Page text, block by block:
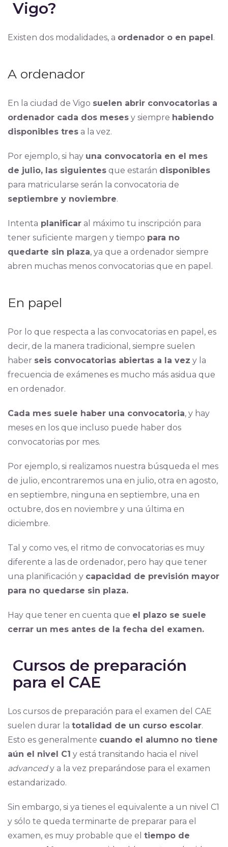
Vigo?
Existen dos modalidades, a ordenador o en papel.
A ordenador
En la ciudad de Vigo suelen abrir convocatorias a
ordenador cada dos mesesy siempre habiendo
disponibles tresa la vez.
Por ejemplo, si hay una convocatoria en el mes
de julio, las siguientesque estarán disponibles
para matricularse serán la convocatoria de
septiembre y noviembre.
Intenta planificaral máximo tu inscripción para
tener suficiente margen y tiempo para no
quedarte sin plaza, ya que a ordenador siempre
abren muchas menos convocatorias que en papel.
En papel
Por lo que respecta a las convocatorias en papel, es
decir, de la manera tradicional, siempre suelen
haber seis convocatorias abiertas a la vez y la
frecuencia de exámenes es mucho más asidua que
en ordenador.
Cada mes suele haber una convocatoria, y hay
meses en los que incluso puede haber dos
convocatorias por mes.
Por ejemplo, si realizamos nuestra búsqueda el mes
de julio, encontraremos una en julio, otra en agosto,
en septiembre, ninguna en septiembre, una en
octubre, dos en noviembre y una última en
diciembre.
Tal y como ves, el ritmo de convocatorias es muy
diferente a las de ordenador, pero hay que tener
una planificación y capacidad de previsión mayor
para no quedarse sin plaza.
Hay que tener en cuenta que el plazo se suele
cerrar un mes antes de la fecha del examen.
Cursos de preparación
para el CAE
Los cursos de preparación para el examen del CAE
suelen durar la totalidad de un curso escolar.
Esto es generalmente cuando el alumno no tiene
aún el nivel C1 y está transitando hacia el nivel
advancedy a la vez preparándose para el examen
estandarizado.
Sin embargo, si ya tienes el equivalente a un nivel C1
y sólo te queda terminarte de preparar para el
examen, es muy probable que el tiempo de